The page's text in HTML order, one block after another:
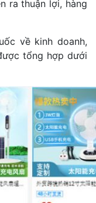
ra thuận lợi, hàng
về kinh doanh,
tổng hợp dưới